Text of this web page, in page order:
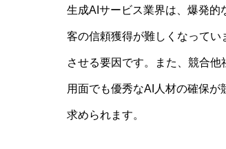
生成AIサービス業界は、爆発
客の信頼獲得が難しくなって
させる要因です。また、競合
用面でも優秀なAI人材の確保
求められます。